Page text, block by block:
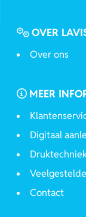
OVER
Over ons
MEER
Digitaal
Contact